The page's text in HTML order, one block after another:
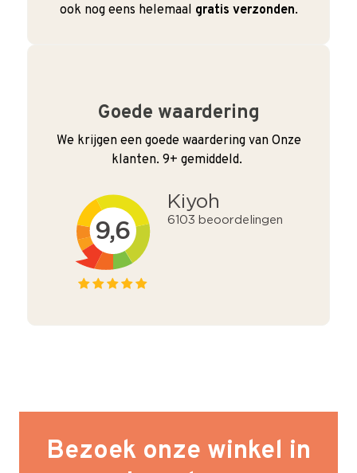
ook nog eens helemaal gratis verzonden.
Goede waardering
We krijgen een goede waardering van Onze
klanten. 9+ gemiddeld.
Bezoek onze winkel in